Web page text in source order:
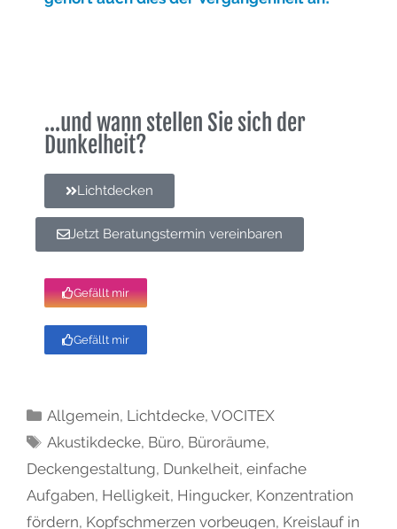
...und wann stellen Sie sich der
Dunkelheit?
Lichtdecken
Jetzt Beratungstermin vereinbaren
Gefällt mir
Gefällt mir
Allgemein, Lichtdecke,VOCITEX
Akustikdecke, Büro, Büroräume,
Deckengestaltung, Dunkelheit, einfache
Aufgaben, Helligkeit, Hingucker, Konzentration
fördern, Kopfschmerzen vorbeugen, Kreislauf in